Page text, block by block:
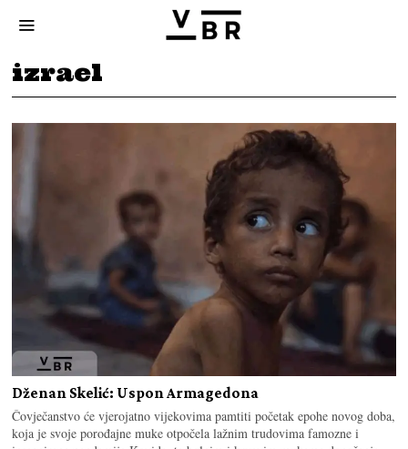
izrael
Dženan Skelić: Uspon Armagedona
Čovječanstvo će vjerojatno vijekovima pamtiti početak epohe novog doba,
koja je svoje porođajne muke otpočela lažnim trudovima famozne i